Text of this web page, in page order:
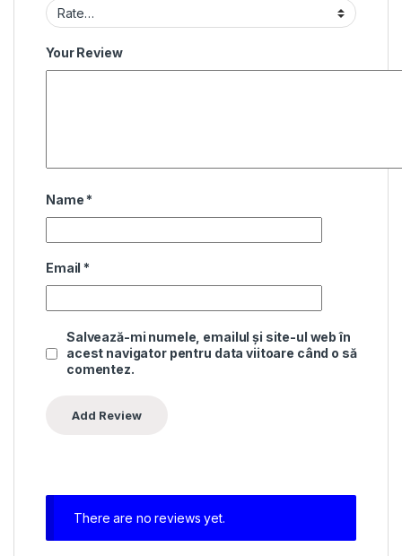
Your Review
Name *
Email *
Salvează-mi numele, emailul și site-ul web în
acest navigator pentru data viitoare când o să
comentez.
There are no reviews yet.